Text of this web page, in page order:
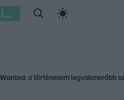
Szellő István Most Wanted
Wanted: a történelem legvakmerőbb